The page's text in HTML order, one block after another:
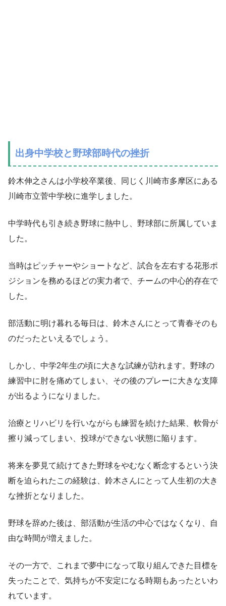
出身中学校と野球部時代の挫折
鈴木伸之さんは小学校卒業後、同じく川崎市多摩区にある
川崎市立菅中学校に進学しました。
中学時代も引き続き野球に熱中し、野球部に所属していま
した。
当時はピッチャーやショートなど、試合を左右する花形ポ
ジションを務めるほどの実力者で、チームの中心的存在で
した。
部活動に明け暮れる毎日は、鈴木さんにとって青春そのも
のだったといえるでしょう。
しかし、中学2年生の頃に大きな試練が訪れます。野球の
練習中に肘を痛めてしまい、その後のプレーに大きな支障
が出るようになりました。
治療とリハビリを行いながらも練習を続けた結果、軟骨が
擦り減ってしまい、投球ができない状態に陥ります。
将来を夢見て続けてきた野球をやむなく断念するという決
断を迫られたこの経験は、鈴木さんにとって人生初の大き
な挫折となりました。
野球を辞めた後は、部活動が生活の中心ではなくなり、自
由な時間が増えました。
その一方で、これまで夢中になって取り組んできた目標を
失ったことで、気持ちが不安定になる時期もあったといわ
れています。